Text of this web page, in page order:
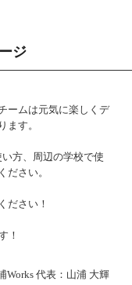
ジ
ームは元気に楽しくデ
ます。
方、周辺の学校で使
ださい。
ださい！
！
Works 代表：山浦 大輝